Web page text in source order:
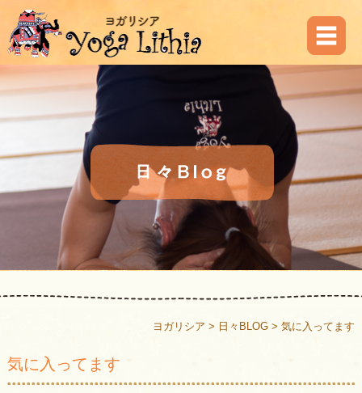
ヨガリシア > 日々BLOG >気に入ってます
気に入ってます